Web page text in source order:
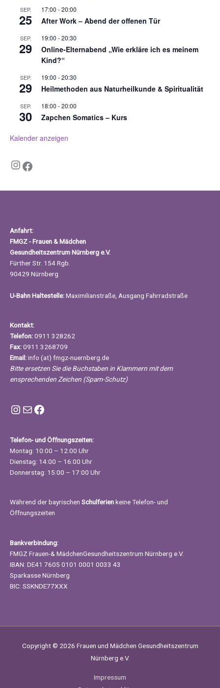
SEP.
25
17:00 -20:00
After Work – Abend der offenen Tür
SEP.
29
19:00 -20:30
Online-Elternabend „Wie erkläre ich es meinem
Kind?“
SEP.
29
19:00 -20:30
Heilmethoden aus Naturheilkunde & Spiritualität
SEP.
30
18:00 -20:00
Zapchen Somatics – Kurs
Kalender anzeigen
InstagramFacebook
Anfahrt:
FMGZ - Frauen & Mädchen
Gesundheitszentrum Nürnberg e.V.
Fürther Str. 154 Rgb.
90429 Nürnberg
U-Bahn Haltestelle:Maximilianstraße, Ausgang Fahrradstraße
Kontakt:
Telefon:0911 328262
Fax:0911 3268709
Email:info (at) fmgz-nuernberg.de
Bitte ersetzen Sie die Buchstaben in Klammern mit dem
ensprechenden Zeichen (Spam-Schutz)
Instagram FMGZ Nürnberg
E-MailFacebook
Telefon- und Öffnungszeiten:
Montag: 10:00 – 12:00 Uhr
Dienstag: 14:00 – 16:00 Uhr
Donnerstag: 15:00 – 17:00 Uhr
Während der bayrischen Schulferienkeine Telefon- und
Öffnungszeiten
Bankverbindung:
FMGZ Frauen-& MädchenGesundheitszentrum Nürnberg e.V.
IBAN: DE41 7605 0101 0001 0033 43
Sparkasse Nürnberg
BIC: SSKNDE77XXX
Copyright © 2026 Frauen und Mädchen Gesundheitszentrum
Nürnberg e.V.
Impressum